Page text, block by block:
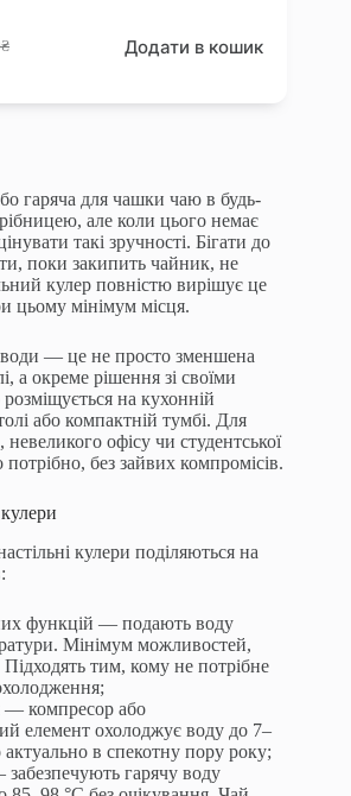
₴ Додати в кошик
гаряча для чашки чаю в будь-
але коли цього немає
такі зручності. Бігати до
поки закипить чайник, не
кулер повністю вирішує це
цьому мінімум місця.
води — це не просто зменшена
а окреме рішення зі своїми
на кухонній
або компактній тумбі. Для
офісу чи студентської
без зайвих компромісів.
кулери поділяються на
функцій — подають воду
Мінімум можливостей,
Підходять тим, кому не потрібне
— компресор або
елемент охолоджує воду до 7–
в спекотну пору року;
гарячу воду